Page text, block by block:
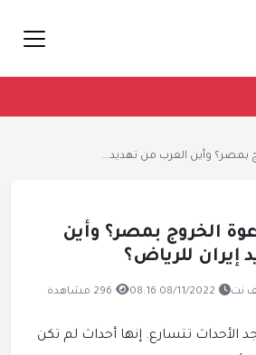
بمصر؟ وأين العرب من تهديد...
الخروج بمصر؟ وأين
إيران للرياض؟
نت 08/11/2022 08:16 296 مشاهدة
الأحداث تتسارع. إنها أحداث لم تكن